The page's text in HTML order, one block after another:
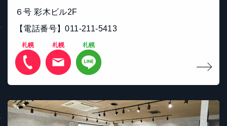
６号 彩木ビル2F
【電話番号】011-211-5413
札幌 札幌 札幌